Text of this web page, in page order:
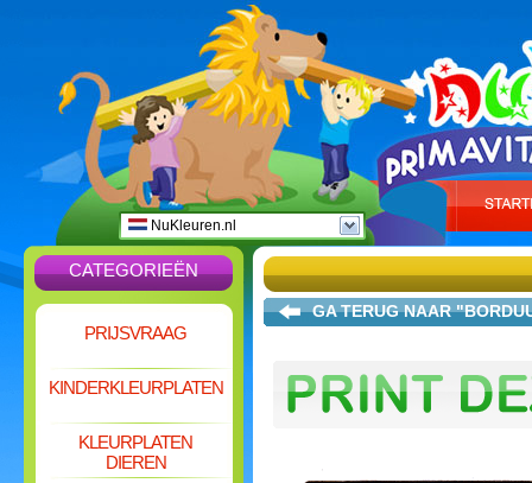
NuKleuren.nl
CATEGORIEËN
PRIJSVRAAG
KINDERKLEURPLATEN
KLEURPLATEN
DIEREN
GA TERUG NAAR